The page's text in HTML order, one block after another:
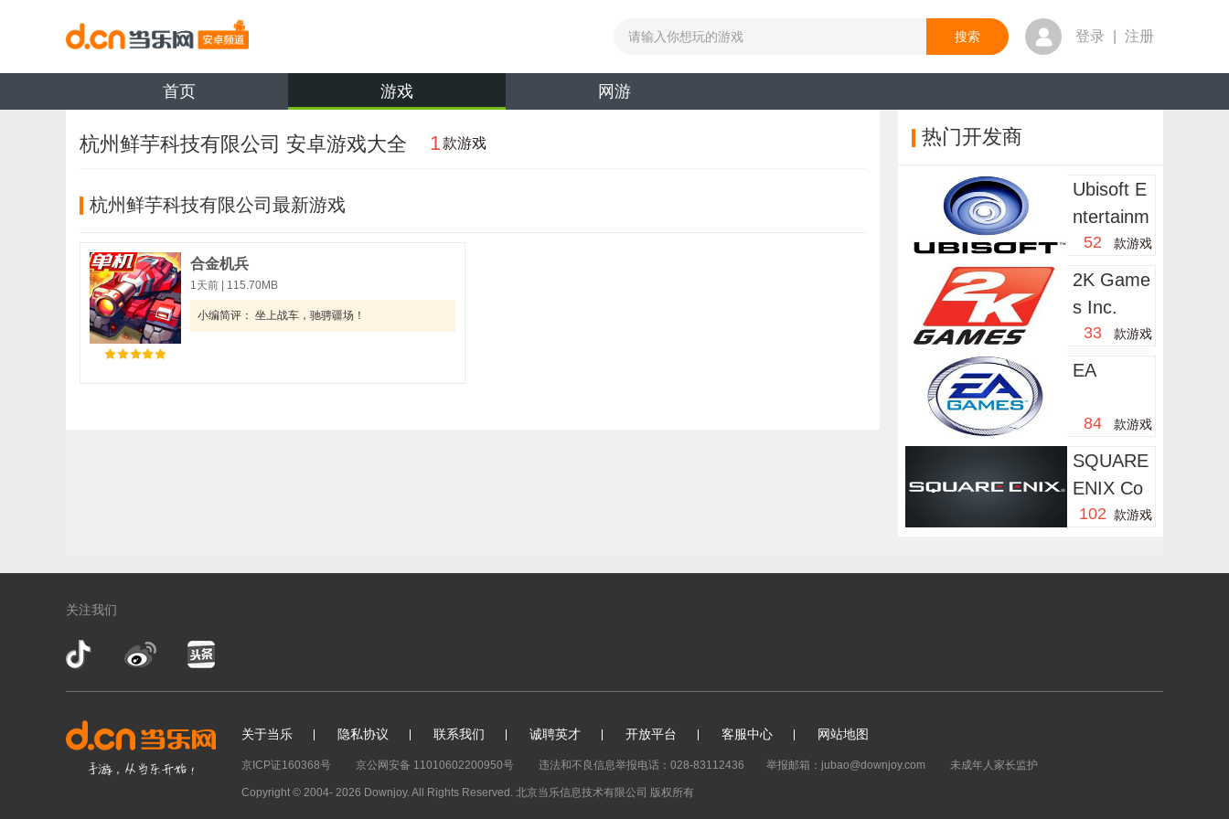
登录 注册
首页 游戏 网游
杭州鲜芋科技有限公司 安卓游戏大全 1款游戏
杭州鲜芋科技有限公司最新游戏
合金机兵
1天前 115.70MB
小编简评： 坐上战车，驰骋疆场！
热门开发商
Ubisoft E
ntertainm
ent
52 款游戏
2K Game
s Inc.
33 款游戏
EA
84 款游戏
SQUARE
ENIX Co
Ltd.
102 款游戏
关注我们
关于当乐 隐私协议 联系我们 诚聘英才 开放平台 客服中心 网站地图
京ICP证160368号 京公网安备 11010602200950号 违法和不良信息举报电话：028-83112436 举报邮箱：jubao@downjoy.com 未成年人家长监护
Copyright © 2004- 2026 Downjoy. All Rights Reserved. 北京当乐信息技术有限公司 版权所有